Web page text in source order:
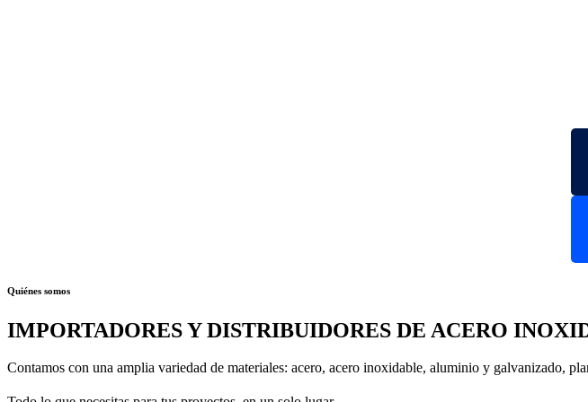
Quiénes somos
IMPORTADORES Y DISTRIBUIDORES DE ACERO
Contamos con una amplia variedad de materiales: acero, acero inoxidable, aluminio y galvanizado,